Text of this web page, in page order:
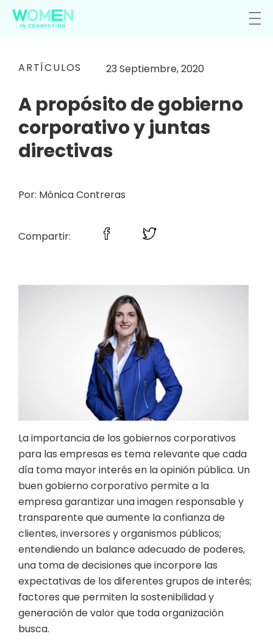
ARTÍCULOS 23 Septiembre, 2020
A propósito de gobierno
corporativo y juntas
directivas
Por: Mónica Contreras
Compartir:
La importancia de los gobiernos corporativos
para las empresas es tema relevante que cada
día toma mayor interés en la opinión pública. Un
buen gobierno corporativo permite a la
empresa garantizar una imagen responsable y
transparente que aumente la confianza de
clientes, inversores y organismos públicos;
entendiendo un balance adecuado de poderes,
una toma de decisiones que incorpore las
expectativas de los diferentes grupos de interés;
factores que permiten la sostenibilidad y
generación de valor que toda organización
busca.